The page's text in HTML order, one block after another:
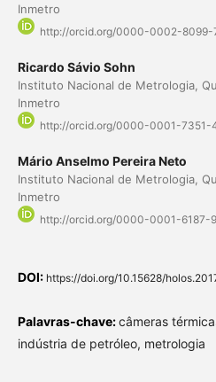
Inmetro
http://orcid.org/0000-0002-8099-
Ricardo Sávio Sohn
Instituto Nacional de Metrologia,
Inmetro
http://orcid.org/0000-0001-7351-
Mário Anselmo Pereira Neto
Instituto Nacional de Metrologia,
Inmetro
http://orcid.org/0000-0001-6187-
DOI: https://doi.org/10.15628/
Palavras-chave:câmeras
indústria de petróleo, metrologia